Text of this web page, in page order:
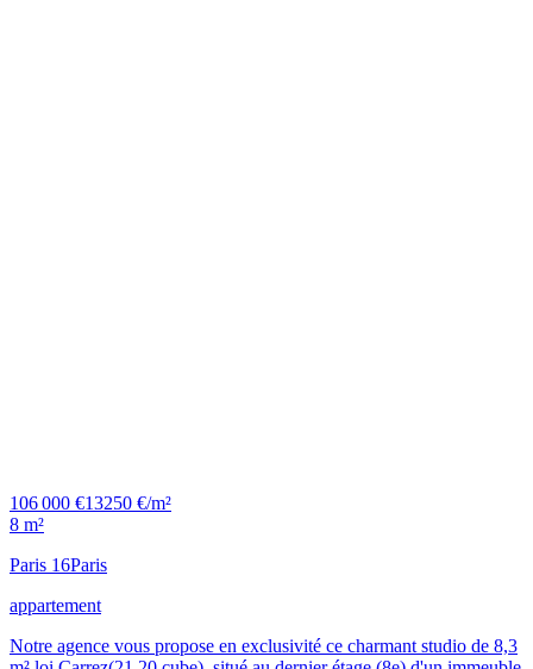
106 000 €13250 €/m²
8 m²
Paris 16Paris
appartement
Notre agence vous propose en exclusivité ce charmant studio de 8,3